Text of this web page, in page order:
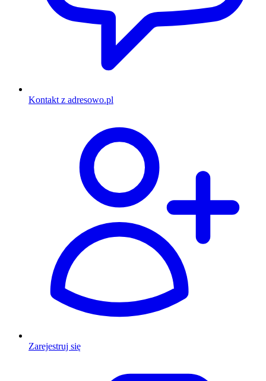
Kontakt z adresowo.pl
Zarejestruj się